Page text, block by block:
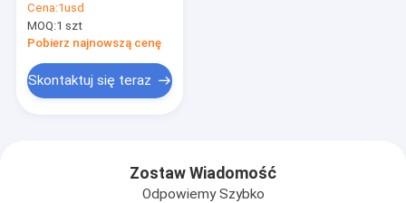
jednostronnego
działania do
hydroformowania
Cena:1usd
MOQ:1 szt
Pobierz najnowszą cenę
Skontaktuj się teraz
Zostaw Wiadomość
Odpowiemy Szybko